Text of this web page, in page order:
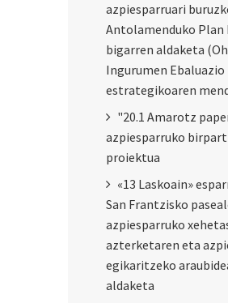
azpiesparruari
Antolamenduko Plan
bigarren aldaketa
Ingurumen Ebaluazio
estrategikoaren
"20.1 Amarotz
azpiesparruko
proiektua
«13 Laskoain»
San Frantzisko
azpiesparruko
azterketaren eta
egikaritzeko
aldaketa